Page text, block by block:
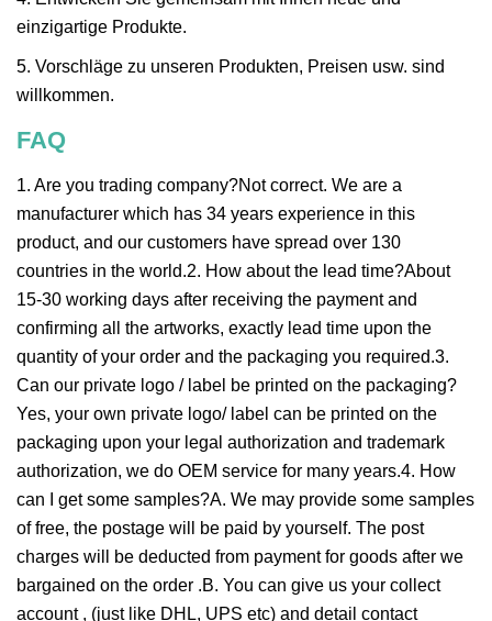
einzigartige Produkte.
5. Vorschläge zu unseren Produkten, Preisen usw. sind
willkommen.
FAQ
1. Are you trading company?Not correct. We are a
manufacturer which has 34 years experience in this
product, and our customers have spread over 130
countries in the world.2. How about the lead time?About
15-30 working days after receiving the payment and
confirming all the artworks, exactly lead time upon the
quantity of your order and the packaging you required.3.
Can our private logo / label be printed on the packaging?
Yes, your own private logo/ label can be printed on the
packaging upon your legal authorization and trademark
authorization, we do OEM service for many years.4. How
can I get some samples?A. We may provide some samples
of free, the postage will be paid by yourself. The post
charges will be deducted from payment for goods after we
bargained on the order .B. You can give us your collect
account , (just like DHL, UPS etc) and detail contact